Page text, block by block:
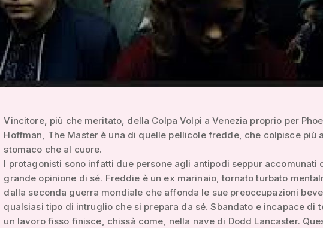
Vincitore, più che meritato, della Colpa Volpi a Venezia proprio per
Hoffman, The Master è una di quelle pellicole fredde, che colpisce più
stomaco che al cuore.
I protagonisti sono infatti due persone agli antipodi seppur accomunati
grande opinione di sé. Freddie è un ex marinaio, tornato turbato
dalla seconda guerra mondiale che affonda le sue preoccupazioni
qualsiasi tipo di intruglio che si prepara da sé. Sbandato e incapace di
un lavoro fisso finisce, chissà come, nella nave di Dodd Lancaster.